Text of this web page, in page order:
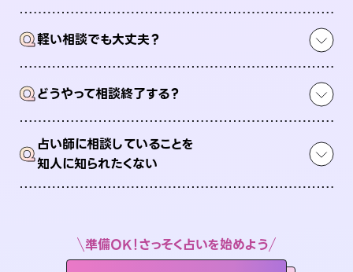
Q軽い相談でも大丈夫？
Qどうやって相談終了する？
Q占い師に相談していることを
知人に知られたくない
準備OK！さっそく占いを始めよう